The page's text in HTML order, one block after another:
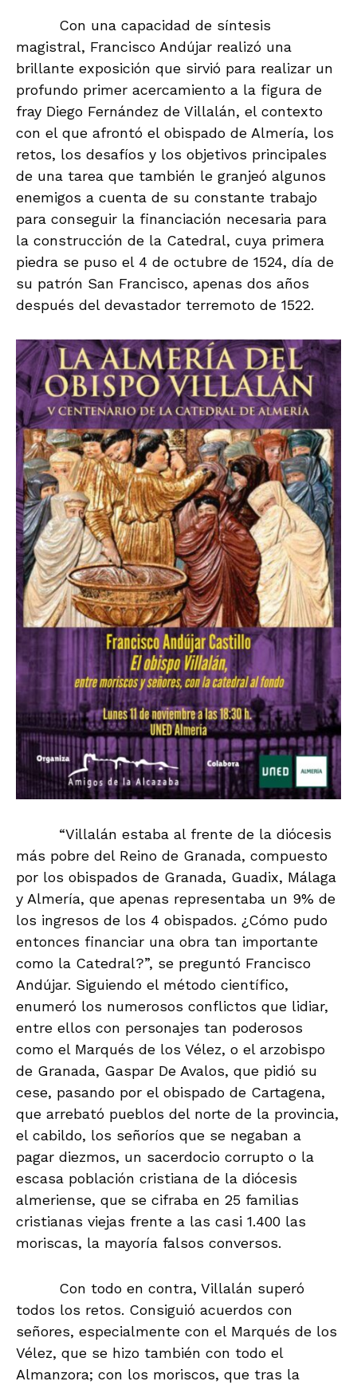
Con una capacidad de síntesis
magistral, Francisco Andújar realizó una
brillante exposición que sirvió para realizar un
profundo primer acercamiento a la figura de
fray Diego Fernández de Villalán, el contexto
con el que afrontó el obispado de Almería, los
retos, los desafíos y los objetivos principales
de una tarea que también le granjeó algunos
enemigos a cuenta de su constante trabajo
para conseguir la financiación necesaria para
la construcción de la Catedral, cuya primera
piedra se puso el 4 de octubre de 1524, día de
su patrón San Francisco, apenas dos años
después del devastador terremoto de 1522.
“Villalán estaba al frente de la diócesis
más pobre del Reino de Granada, compuesto
por los obispados de Granada, Guadix, Málaga
y Almería, que apenas representaba un 9% de
los ingresos de los 4 obispados. ¿Cómo pudo
entonces financiar una obra tan importante
como la Catedral?”, se preguntó Francisco
Andújar. Siguiendo el método científico,
enumeró los numerosos conflictos que lidiar,
entre ellos con personajes tan poderosos
como el Marqués de los Vélez, o el arzobispo
de Granada, Gaspar De Avalos, que pidió su
cese, pasando por el obispado de Cartagena,
que arrebató pueblos del norte de la provincia,
el cabildo, los señoríos que se negaban a
pagar diezmos, un sacerdocio corrupto o la
escasa población cristiana de la diócesis
almeriense, que se cifraba en 25 familias
cristianas viejas frente a las casi 1.400 las
moriscas, la mayoría falsos conversos.
Con todo en contra, Villalán superó
todos los retos. Consiguió acuerdos con
señores, especialmente con el Marqués de los
Vélez, que se hizo también con todo el
Almanzora; con los moriscos, que tras la